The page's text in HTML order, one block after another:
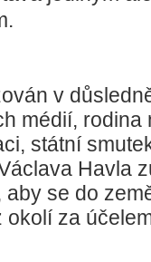
v
médií, rodina
státní
Havla
se do
za